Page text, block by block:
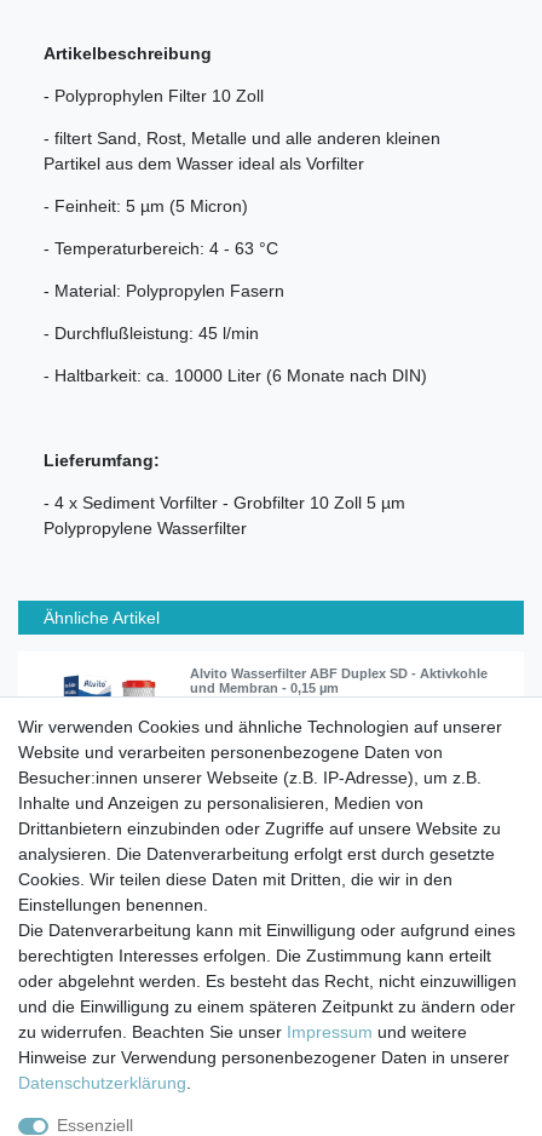
Artikelbeschreibung
- Polyprophylen Filter 10 Zoll
- filtert Sand, Rost, Metalle und alle anderen kleinen
Partikel aus dem Wasser ideal als Vorfilter
- Feinheit: 5 µm (5 Micron)
- Temperaturbereich: 4 - 63 °C
- Material: Polypropylen Fasern
- Durchflußleistung: 45 l/min
- Haltbarkeit: ca. 10000 Liter (6 Monate nach DIN)
Lieferumfang:
- 4 x Sediment Vorfilter - Grobfilter 10 Zoll 5 µm
Polypropylene Wasserfilter
Ähnliche Artikel
Alvito Wasserfilter ABF Duplex SD - Aktivkohle
und Membran - 0,15 µm
99,90 € *
In den Warenkorb
*inkl. ges. MwSt.zzgl. Versandkosten
Impressum Daten­schutz­erklärung AGB
Barrierefreiheitserklärung Widerrufs­recht
Wir verwenden Cookies und ähnliche Technologien auf unserer
Website und verarbeiten personenbezogene Daten von
Besucher:innen unserer Webseite (z.B. IP-Adresse), um z.B.
Inhalte und Anzeigen zu personalisieren, Medien von
Drittanbietern einzubinden oder Zugriffe auf unsere Website zu
analysieren. Die Datenverarbeitung erfolgt erst durch gesetzte
Cookies. Wir teilen diese Daten mit Dritten, die wir in den
Einstellungen benennen.
Die Datenverarbeitung kann mit Einwilligung oder aufgrund eines
berechtigten Interesses erfolgen. Die Zustimmung kann erteilt
oder abgelehnt werden. Es besteht das Recht, nicht einzuwilligen
und die Einwilligung zu einem späteren Zeitpunkt zu ändern oder
zu widerrufen. Beachten Sie unser Impressum und weitere
Hinweise zur Verwendung personenbezogener Daten in unserer
Daten­schutz­erklärung
Essenziell